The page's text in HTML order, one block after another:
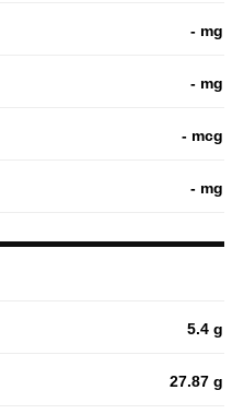
- mg
- mg
- mcg
- mg
5.4 g
27.87 g